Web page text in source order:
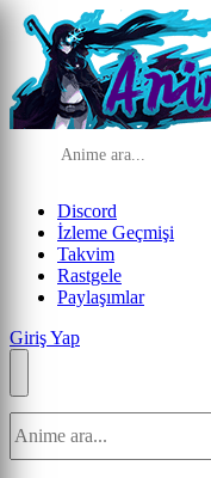
Discord
İzleme Geçmişi
Takvim
Rastgele
Paylaşımlar
Giriş Yap